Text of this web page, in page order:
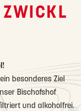
besonderes Ziel
Bischofshof
und alkoholfrei.